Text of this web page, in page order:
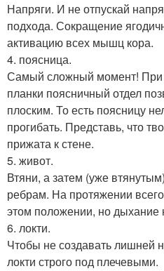
Напряги. И не отпускай
подхода. Сокращение
активацию всех мышц кора.
4. поясница.
Самый сложный момент!
планки поясничный отдел
плоским. То есть поясницу
прогибать. Представь, что
прижата к стене.
5. живот.
Втяни, а затем (уже
ребрам. На протяжении
этом положении, но дыхание
6. локти.
Чтобы не создавать лишней
локти строго под плечевыми.